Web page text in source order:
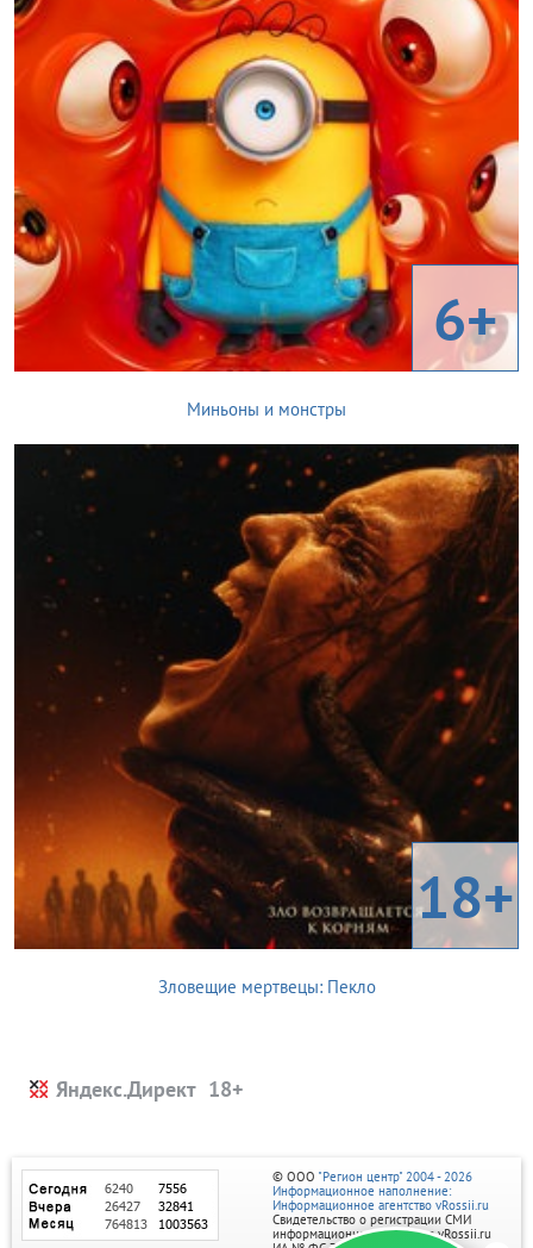
6+
Миньоны и монстры
18+
Зловещие мертвецы: Пекло
Яндекс.Директ
© ООО "Регион центр" 2004 - 2026
Информационное наполнение:
Информационное агентство vRossii.ru
Свидетельство о регистрации СМИ
информационного агентства vRossii.ru